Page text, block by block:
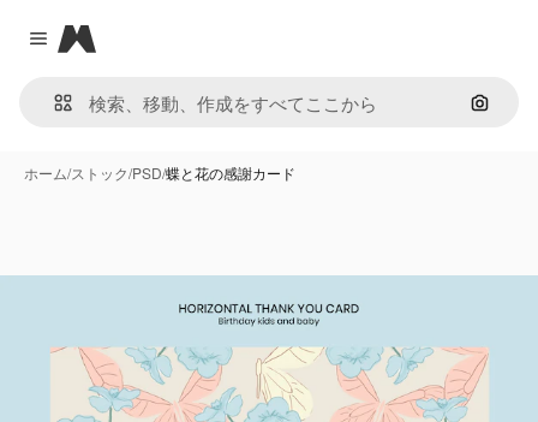
Close menu
Magnific
画像で
ホーム/ストック/PSD/蝶と花の感謝カード